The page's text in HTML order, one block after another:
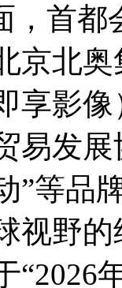
，首都
京北
享影
易发
”等品
视野
“2026